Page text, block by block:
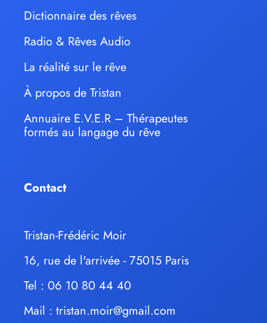
Dictionnaire des rêves
Radio & Rêves Audio
La réalité sur le rêve
À propos de Tristan
Annuaire E.V.E.R – Thérapeutes
formés au langage du rêve
Contact
Tristan-Frédéric Moir
16, rue de l'arrivée - 75015 Paris
Tel : 06 10 80 44 40
Mail : tristan.moir@gmail.com